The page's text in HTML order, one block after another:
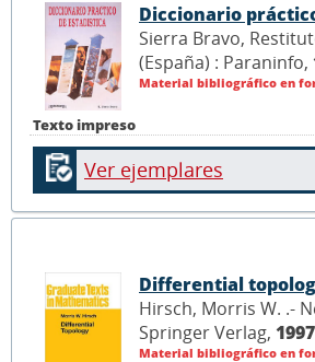
Texto impreso
Diccionario
Sierra Bravo,
(España) : Paraninfo,
Material bibliográfico en
Ver ejemplares
Differential
Hirsch, Morris W. .-
Springer Verlag, 1997
Material bibliográfico en